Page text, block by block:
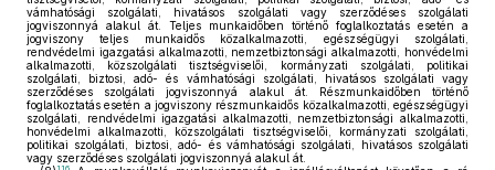
vámhatósági szolgálati, hivatásos szolgálati vagy szerződéses szolgálati
jogviszonnyá alakul át. Teljes munkaidőben történő foglalkoztatás esetén a
jogviszony teljes munkaidős közalkalmazotti, egészségügyi szolgálati,
rendvédelmi igazgatási alkalmazotti, nemzetbiztonsági alkalmazotti, honvédelmi
alkalmazotti, közszolgálati tisztségviselői, kormányzati szolgálati, politikai
szolgálati, biztosi, adó- és vámhatósági szolgálati, hivatásos szolgálati vagy
szerződéses szolgálati jogviszonnyá alakul át. Részmunkaidőben történő
foglalkoztatás esetén a jogviszony részmunkaidős közalkalmazotti, egészségügyi
szolgálati, rendvédelmi igazgatási alkalmazotti, nemzetbiztonsági alkalmazotti,
honvédelmi alkalmazotti, közszolgálati tisztségviselői, kormányzati szolgálati,
politikai szolgálati, biztosi, adó- és vámhatósági szolgálati, hivatásos szolgálati
vagy szerződéses szolgálati jogviszonnyá alakul át.
116